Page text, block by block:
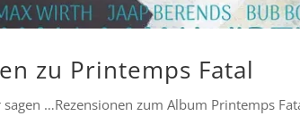
zu Printemps Fatal
sagen …Rezensionen zum Album Printemps